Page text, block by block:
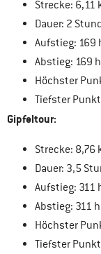
Strecke: 6,11
Dauer: 2
Aufstieg: 169
Abstieg: 169
Höchster
Tiefster
Gipfeltour:
Strecke: 8,76
Dauer: 3,5
Aufstieg: 311
Abstieg: 311
Höchster
Tiefster